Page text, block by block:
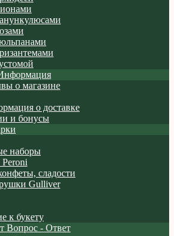
о магазине
о доставке
и бонусы
наборы
сладости
Gulliver
к букету
Вопрос - Ответ